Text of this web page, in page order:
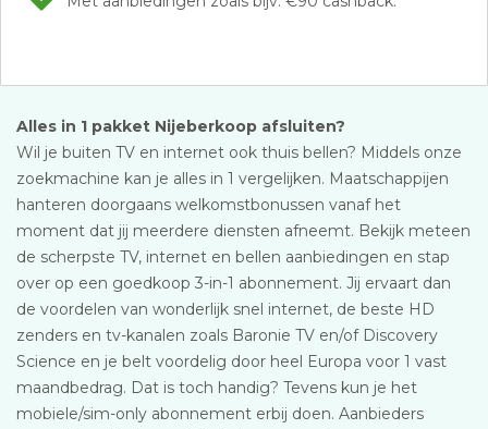
Alles in 1 pakket Nijeberkoop afsluiten?
Wil je buiten TV en internet ook thuis bellen? Middels onze
zoekmachine kan je alles in 1 vergelijken. Maatschappijen
hanteren doorgaans welkomstbonussen vanaf het
moment dat jij meerdere diensten afneemt. Bekijk meteen
de scherpste TV, internet en bellen aanbiedingen en stap
over op een goedkoop 3-in-1 abonnement. Jij ervaart dan
de voordelen van wonderlijk snel internet, de beste HD
zenders en tv-kanalen zoals Baronie TV en/of Discovery
Science en je belt voordelig door heel Europa voor 1 vast
maandbedrag. Dat is toch handig? Tevens kun je het
mobiele/sim-only abonnement erbij doen. Aanbieders